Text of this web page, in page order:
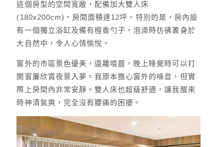
這個房型的空間寬敞，配備加大雙人床
(180x200cm)，房間面積達12坪。特別的是，房內設
有一個獨立浴缸及備有檀香勺子，泡澡時彷彿置身於
大自然中，令人心情愉悅。
窗外的市區景色優美，遠離喧囂，晚上睡覺時可以打
開窗簾欣賞夜景入夢。我原本擔心窗外的噪音，但實
際上房間內非常安靜。雙人床也超級舒適，讓我醒來
時神清氣爽，完全沒有腰痛的困擾。